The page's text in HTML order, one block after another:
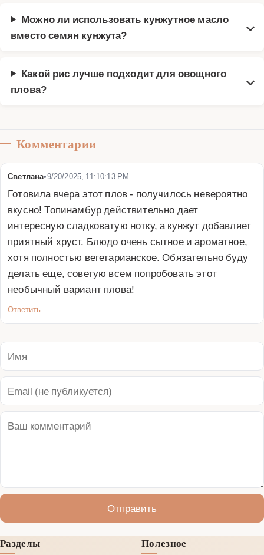
Можно ли использовать кунжутное масло
вместо семян кунжута?
Какой рис лучше подходит для овощного
плова?
Комментарии
Светлана•9/20/2025, 11:10:13 PM
Готовила вчера этот плов - получилось невероятно
вкусно! Топинамбур действительно дает
интересную сладковатую нотку, а кунжут добавляет
приятный хруст. Блюдо очень сытное и ароматное,
хотя полностью вегетарианское. Обязательно буду
делать еще, советую всем попробовать этот
необычный вариант плова!
Ответить
Отправить
Разделы Полезное